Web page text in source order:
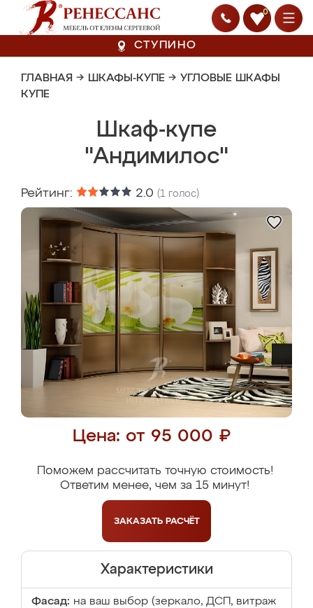
0
СТУПИНО
ГЛАВНАЯ → ШКАФЫ-КУПЕ → УГЛОВЫЕ ШКАФЫ
КУПЕ
Шкаф-купе
"Андимилос"
Рейтинг: 2.0 (1 голос)
Цена: от 95 000 ₽
Поможем рассчитать точную стоимость!
Ответим менее, чем за 15 минут!
ЗАКАЗАТЬ РАСЧЁТ
Характеристики
Фасад: на ваш выбор (зеркало, ДСП, витраж